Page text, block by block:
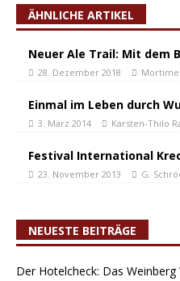
ÄHNLICHE ARTIKEL
Neuer Ale Trail: Mit dem
28. Dezember 2018
Einmal im Leben durch
3. März 2014 Karsten-Thilo
Festival International
23. November 2013 G.
NEUESTE BEITRÄGE
Der Hotelcheck: Das Weinberg